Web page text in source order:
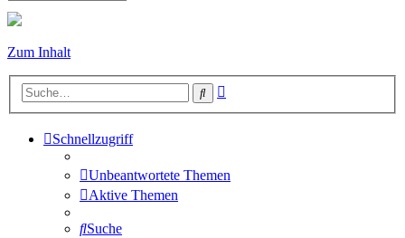
Zum Inhalt
Suche
Schnellzugriff
Unbeantwortete Themen
Aktive Themen
Suche